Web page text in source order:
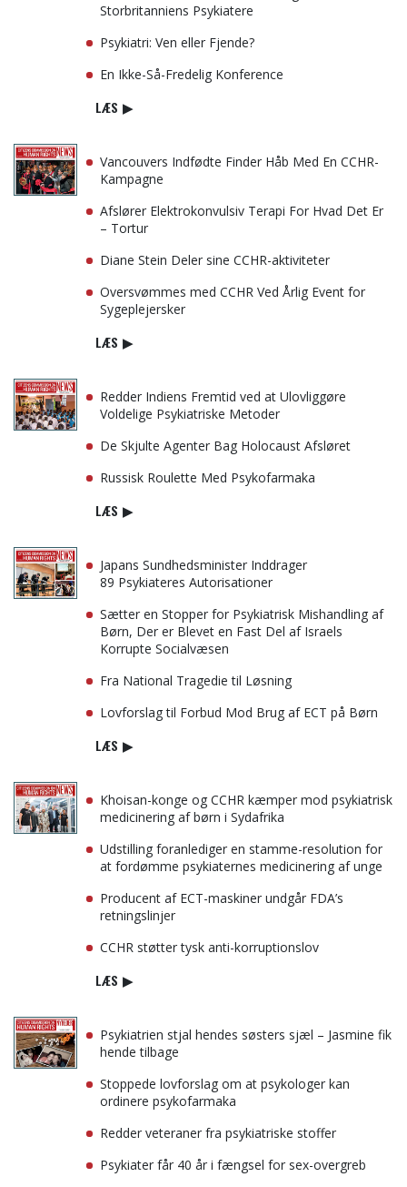
Storbritanniens Psykiatere
Psykiatri: Ven eller Fjende?
En Ikke-Så-Fredelig Konference
LÆS ▶
Vancouvers Indfødte Finder Håb Med En CCHR-
Kampagne
Afslører Elektrokonvulsiv Terapi For Hvad Det Er
– Tortur
Diane Stein Deler sine CCHR-aktiviteter
Oversvømmes med CCHR Ved Årlig Event for
Sygeplejersker
LÆS ▶
Redder Indiens Fremtid ved at Ulovliggøre
Voldelige Psykiatriske Metoder
De Skjulte Agenter Bag Holocaust Afsløret
Russisk Roulette Med Psykofarmaka
LÆS ▶
Japans Sundhedsminister Inddrager
89 Psykiateres Autorisationer
Sætter en Stopper for Psykiatrisk Mishandling af
Børn, Der er Blevet en Fast Del af Israels
Korrupte Socialvæsen
Fra National Tragedie til Løsning
Lovforslag til Forbud Mod Brug af ECT på Børn
LÆS ▶
Khoisan-konge og CCHR kæmper mod psykiatrisk
medicinering af børn i Sydafrika
Udstilling foranlediger en stamme-resolution for
at fordømme psykiaternes medicinering af unge
Producent af ECT-maskiner undgår FDA’s
retningslinjer
CCHR støtter tysk anti-korruptionslov
LÆS ▶
Psykiatrien stjal hendes søsters sjæl – Jasmine fik
hende tilbage
Stoppede lovforslag om at psykologer kan
ordinere psykofarmaka
Redder veteraner fra psykiatriske stoffer
Psykiater får 40 år i fængsel for sex-overgreb